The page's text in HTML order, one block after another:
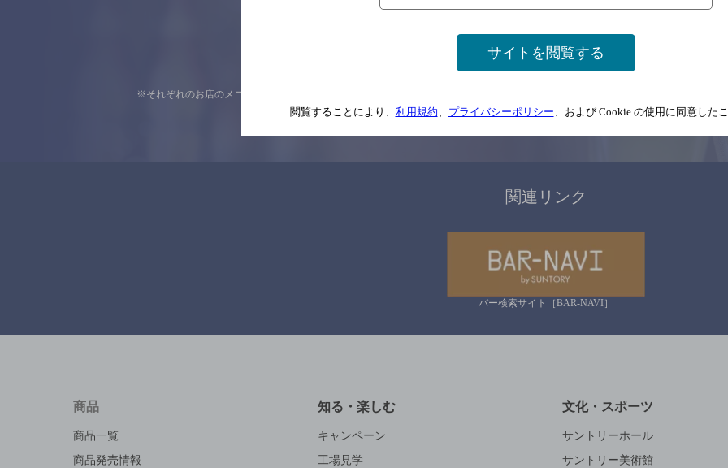
ご意見・ご感想
※それぞれのお店のメニューや営業時間などの掲載情報については、 念のためお店にご確
関連リンク
バー検索サイト［BAR-NAVI］
商品
商品一覧
商品発売情報
知る・楽しむ
キャンペーン
工場見学
文化・スポーツ
サントリーホール
サントリー美術館
サイトを閲覧する
閲覧することにより、 利用規約、 プライバシーポリシー、および Cookie の使用に同意した